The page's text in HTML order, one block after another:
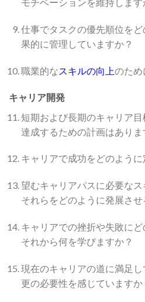
仕事でタスクの優先順位を
果的に管理していますか？
職業的なスキルの向上のため
キャリア開発
短期および長期のキャリア
達成するための計画はありま
キャリアで成功をどのように
望むキャリアパスに必要なス
それらをどのように発展させ
キャリアでの挫折や失敗にど
それから何を学びますか？
現在のキャリアの道に満足
更の必要性を感じていますか